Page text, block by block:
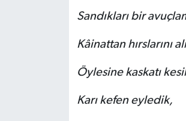
Sandıkları bir
Kâinattan hırslarını
Öylesine kaskatı
Karı kefen eyledik,